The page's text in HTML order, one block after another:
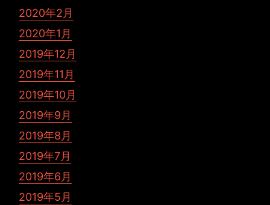
2020年2月
2020年1月
2019年12月
2019年11月
2019年10月
2019年9月
2019年8月
2019年7月
2019年6月
2019年5月